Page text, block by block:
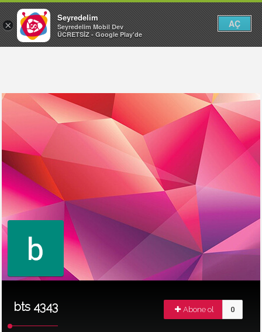
bts 4343 Abone ol 0
×
Seyredelim
Seyredelim Mobil Dev
ÜCRETSİZ - Google Play'de
AÇ